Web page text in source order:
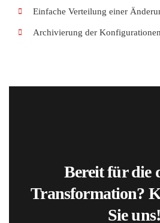
Einfache Verteilung einer
Archivierung der
Bereit für die
Transformation?
Sie uns!